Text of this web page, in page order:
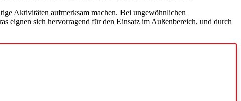
Aktivitäten aufmerksam machen. Bei ungewöhnlichen
eignen sich hervorragend für den Einsatz im Außenbereich, und durch